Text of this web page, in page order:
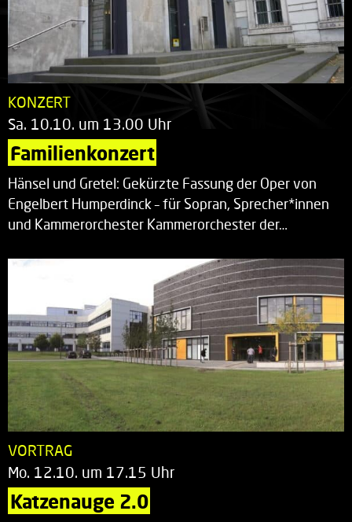
KONZERT
Sa. 10.10. um 13.00 Uhr
Familienkonzert
Hänsel und Gretel: Gekürzte Fassung der Oper von
Engelbert Humperdinck – für Sopran, Sprecher*innen
und Kammerorchester Kammerorchester der…
VORTRAG
Mo. 12.10. um 17.15 Uhr
Katzenauge 2.0